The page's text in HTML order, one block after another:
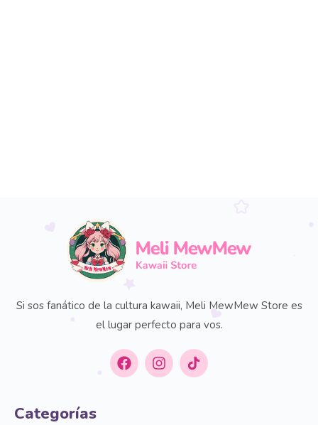
Si sos fanático de la cultura kawaii, Meli MewMew Store es
el lugar perfecto para vos.
Categorías